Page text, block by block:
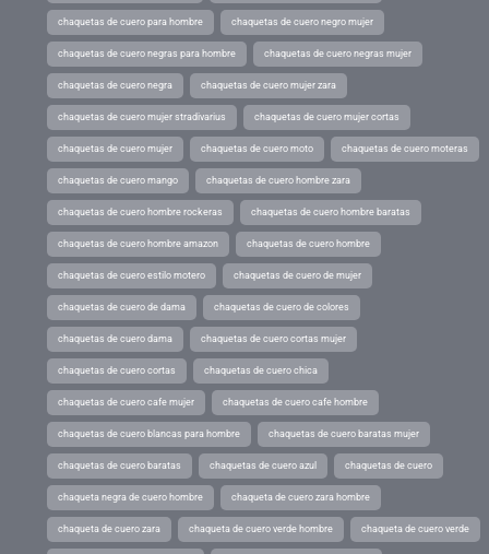
chaquetas de cuero para hombre chaquetas de cuero negro mujer
chaquetas de cuero negras para hombre chaquetas de cuero negras mujer
chaquetas de cuero negra chaquetas de cuero mujer zara
chaquetas de cuero mujer stradivarius chaquetas de cuero mujer cortas
chaquetas de cuero mujer chaquetas de cuero moto chaquetas de cuero moteras
chaquetas de cuero mango chaquetas de cuero hombre zara
chaquetas de cuero hombre rockeras chaquetas de cuero hombre baratas
chaquetas de cuero hombre amazon chaquetas de cuero hombre
chaquetas de cuero estilo motero chaquetas de cuero de mujer
chaquetas de cuero de dama chaquetas de cuero de colores
chaquetas de cuero dama chaquetas de cuero cortas mujer
chaquetas de cuero cortas chaquetas de cuero chica
chaquetas de cuero cafe mujer chaquetas de cuero cafe hombre
chaquetas de cuero blancas para hombre chaquetas de cuero baratas mujer
chaquetas de cuero baratas chaquetas de cuero azul chaquetas de cuero
chaqueta negra de cuero hombre chaqueta de cuero zara hombre
chaqueta de cuero zara chaqueta de cuero verde hombre chaqueta de cuero verde